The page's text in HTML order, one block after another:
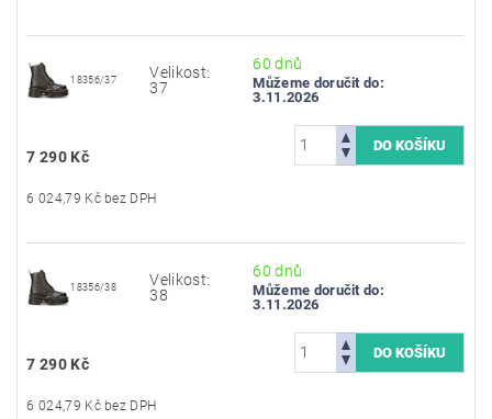
18356/37
Velikost:
37
60 dnů
Můžeme doručit do:
3.11.2026
7 290 Kč
6 024,79 Kč bez DPH
18356/38
Velikost:
38
60 dnů
Můžeme doručit do:
3.11.2026
7 290 Kč
6 024,79 Kč bez DPH